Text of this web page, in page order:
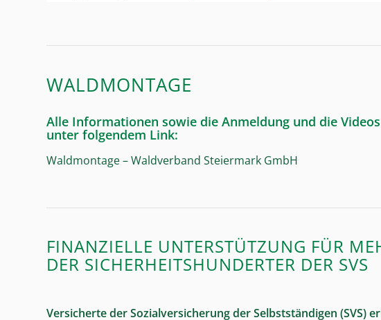
WALDMONTAGE
Alle Informationen sowie die Anmeldung und die
unter folgendem Link:
Waldmontage – Waldverband Steiermark GmbH
FINANZIELLE UNTERSTÜTZUNG FÜR
DER SICHERHEITSHUNDERTER DER SVS
Versicherte der Sozialversicherung der Selbstständigen (SVS)